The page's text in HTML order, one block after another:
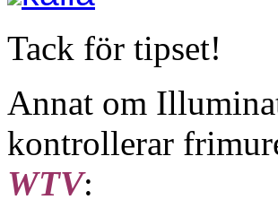
Tack för tipset!
Annat om
kontrollerar
WTV: